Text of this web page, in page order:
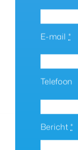
E-mail*
Telefoon
Bericht*